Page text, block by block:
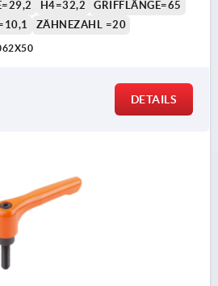
H4=32,2
GRIFFLÄNGE=65
ZÄHNEZAHL =20
DETAILS